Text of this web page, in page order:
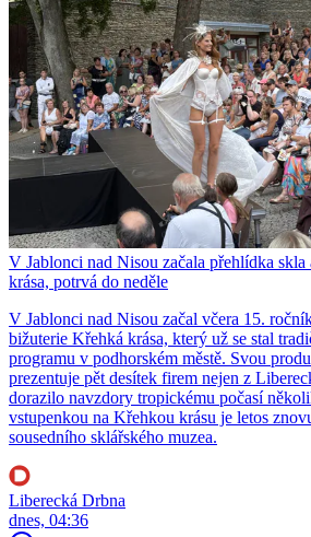
V Jablonci nad Nisou začala přehlídka skla
krása, potrvá do neděle
V Jablonci nad Nisou začal včera 15.
bižuterie Křehká krása, který už se stal
programu v podhorském městě. Svou
prezentuje pět desítek firem nejen z
dorazilo navzdory tropickému počasí
vstupenkou na Křehkou krásu je letos
sousedního sklářského muzea.
Liberecká Drbna
dnes, 04:36